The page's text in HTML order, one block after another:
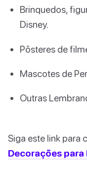
Brinquedos,
Disney.
Pôsteres de
Mascotes de
Outras
Siga este link para
Decorações para